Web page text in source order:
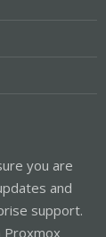
you are
and
support.
Proxmox